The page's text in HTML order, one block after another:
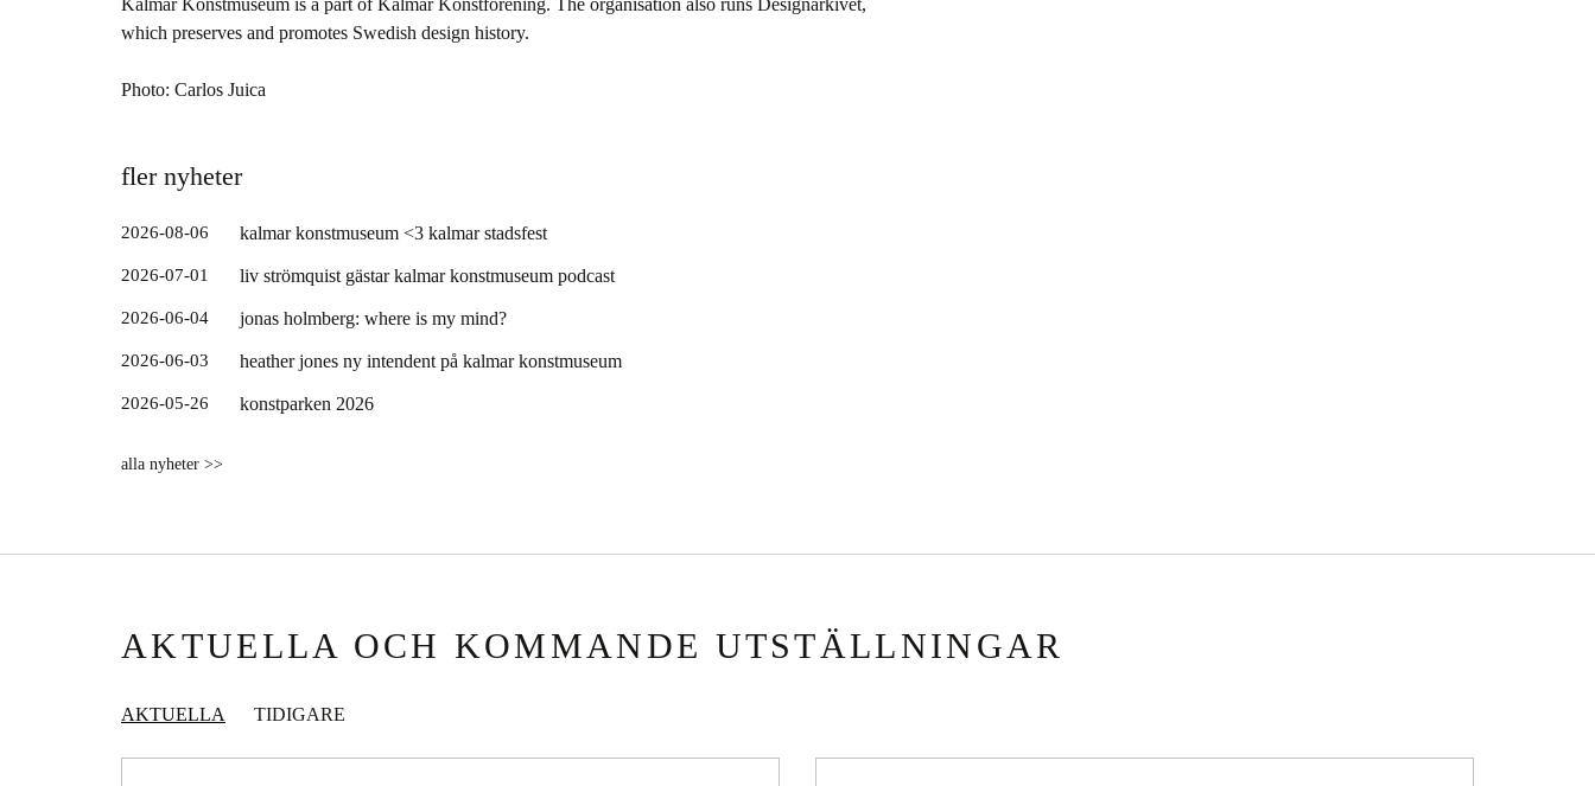
Kalmar Konstmuseum is a part of Kalmar Konstförening. The organisation also runs Designarkivet,
which preserves and promotes Swedish design history.
Photo: Carlos Juica
fler nyheter
2026-08-06 kalmar konstmuseum <3 kalmar stadsfest
2026-07-01 liv strömquist gästar kalmar konstmuseum podcast
2026-06-04 jonas holmberg: where is my mind?
2026-06-03 heather jones ny intendent på kalmar konstmuseum
2026-05-26 konstparken 2026
alla nyheter >>
AKTUELLA OCH KOMMANDE UTSTÄLLNINGAR
AKTUELLA TIDIGARE